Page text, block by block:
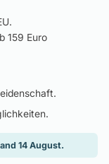
159 Euro
14 August.